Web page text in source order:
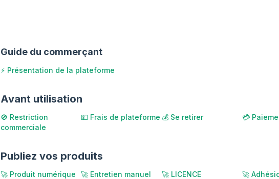
Guide du commerçant
⚡ Présentation de la plateforme
Avant utilisation
🚫 Restriction
commerciale
💵 Frais de plateforme 💰 Se retirer 💳
Publiez vos produits
🚀 Produit numérique 🚀 Entretien manuel 🚀 LICENCE
🚀